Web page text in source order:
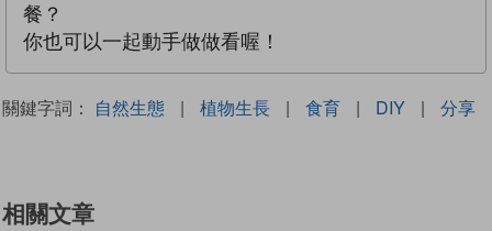
餐？
你也可以一起動手做做看喔！
關鍵字詞： 自然生態 | 植物生長 | 食育 | DIY | 分享
相關文章